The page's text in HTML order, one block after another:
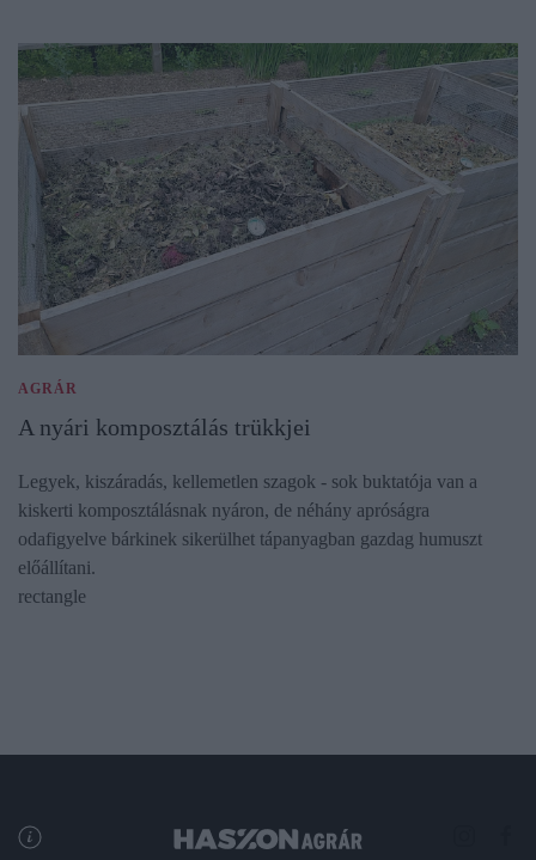
AGRÁR
A nyári komposztálás trükkjei
Legyek, kiszáradás, kellemetlen szagok - sok buktatója van a
kiskerti komposztálásnak nyáron, de néhány apróságra
odafigyelve bárkinek sikerülhet tápanyagban gazdag humuszt
előállítani.
rectangle